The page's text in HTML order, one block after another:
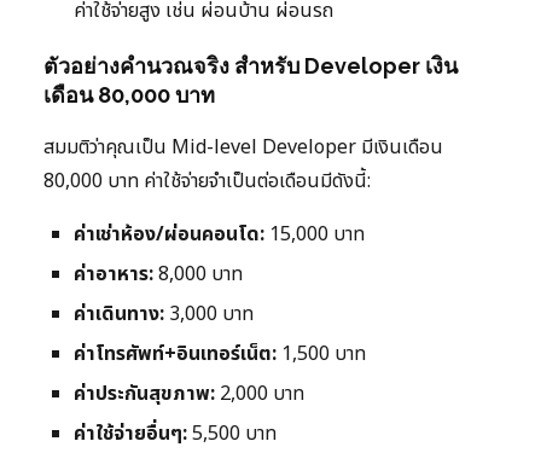
ค่าใช้จ่ายสูง เช่น ผ่อนบ้าน ผ่อนรถ
ตัวอย่างคำนวณจริง สำหรับ Developer เงิน
เดือน 80,000 บาท
สมมติว่าคุณเป็น Mid-level Developer มีเงินเดือน
80,000 บาท ค่าใช้จ่ายจำเป็นต่อเดือนมีดังนี้:
ค่าเช่าห้อง/ผ่อนคอนโด: 15,000 บาท
ค่าอาหาร:8,000 บาท
ค่าเดินทาง: 3,000 บาท
ค่าโทรศัพท์+อินเทอร์เน็ต: 1,500 บาท
ค่าประกันสุขภาพ: 2,000 บาท
ค่าใช้จ่ายอื่นๆ:5,500 บาท